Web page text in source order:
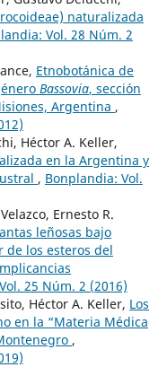
naturalizada
Vol. 28 Núm. 2
Etnobotánica de
Bassovia, sección
Argentina ,
Héctor A. Keller,
en la Argentina y
, Bonplandia: Vol.
Ernesto R.
leñosas bajo
de los esteros del
25 Núm. 2 (2016)
Héctor A. Keller, Los
en la “Materia Médica
,